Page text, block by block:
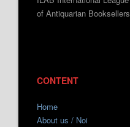
of Antiquarian Booksellers
CONTENT
Home
About us / Noi